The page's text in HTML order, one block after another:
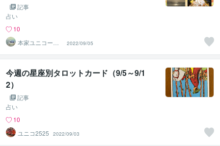
記事
占い
10
本家ユニコーン
の使者桜10周年
ありがとう
2022/09/05
今週の星座別タロットカード（9/5～9/1
2）
記事
占い
10
ユニコ2525
2022/09/03